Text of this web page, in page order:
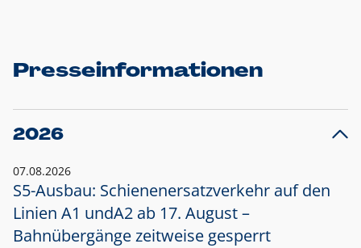
Presseinformationen
2026
07.08.2026
S5-Ausbau: Schienenersatzverkehr auf den
Linien A1 undA2 ab 17. August –
Bahnübergänge zeitweise gesperrt